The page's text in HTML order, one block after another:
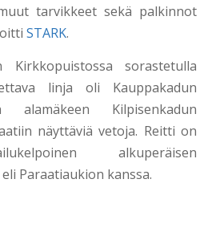
tarvikkeet sekä palkinnot
STARK.
Kirkkopuistossa sorastetulla
linja oli Kauppakadun
alamäkeen Kilpisenkadun
näyttäviä vetoja. Reitti on
alkuperäisen
Paraatiaukion kanssa.